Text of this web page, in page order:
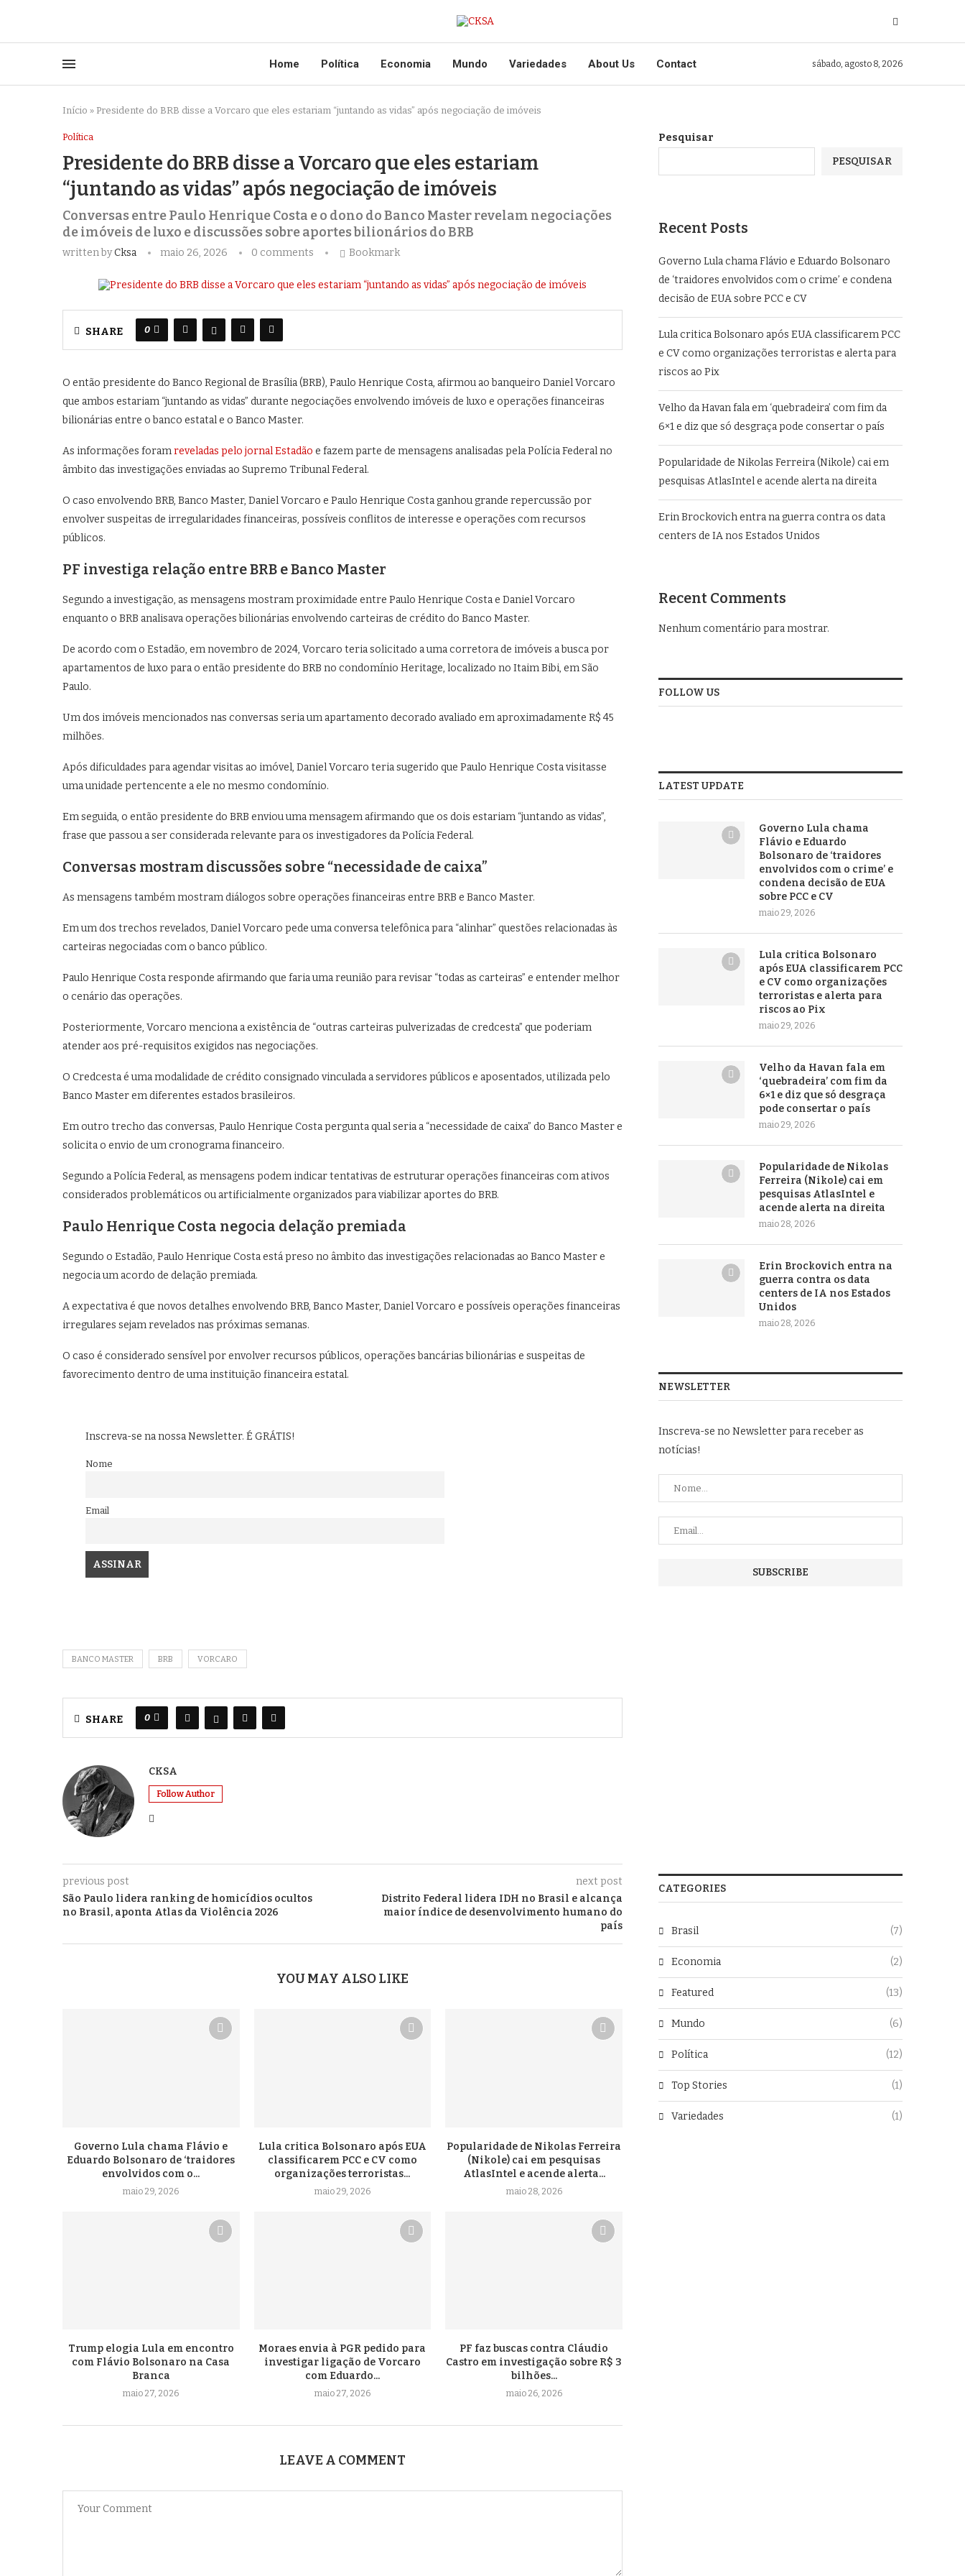
Home Política Economia Mundo Variedades About Us Contact sábado, agosto 8, 2026
Início » Presidente do BRB disse a Vorcaro que eles estariam “juntando as vidas” após negociação de imóveis
Política
Presidente do BRB disse a Vorcaro que eles estariam
“juntando as vidas” após negociação de imóveis
Conversas entre Paulo Henrique Costa e o dono do Banco Master revelam negociações
de imóveis de luxo e discussões sobre aportes bilionários do BRB
written byCksa maio 26, 2026 0 comments Bookmark
SHARE 0
O então presidente do Banco Regional de Brasília (BRB), Paulo Henrique Costa, afirmou ao banqueiro Daniel Vorcaro
que ambos estariam “juntando as vidas” durante negociações envolvendo imóveis de luxo e operações financeiras
bilionárias entre o banco estatal e o Banco Master.
As informações foramreveladas pelo jornalEstadão e fazem parte de mensagens analisadas pelaPolícia Federalno
âmbito das investigações enviadas ao Supremo Tribunal Federal.
O caso envolvendo BRB, Banco Master, Daniel Vorcaro e Paulo Henrique Costa ganhou grande repercussão por
envolver suspeitas de irregularidades financeiras, possíveis conflitos de interesse e operações com recursos
públicos.
PF investiga relação entre BRB e Banco Master
Segundo a investigação, as mensagens mostram proximidade entre Paulo Henrique Costa e Daniel Vorcaro
enquanto o BRB analisava operações bilionárias envolvendo carteiras de crédito do Banco Master.
De acordo com o Estadão, em novembro de 2024, Vorcaro teria solicitado a uma corretora de imóveis a busca por
apartamentos de luxo para o então presidente do BRB no condomínio Heritage, localizado no Itaim Bibi, em São
Paulo.
Um dos imóveis mencionados nas conversas seria um apartamento decorado avaliado em aproximadamente R$ 45
milhões.
Após dificuldades para agendar visitas ao imóvel, Daniel Vorcaro teria sugerido que Paulo Henrique Costa visitasse
uma unidade pertencente a ele no mesmo condomínio.
Em seguida, o então presidente do BRB enviou uma mensagem afirmando que os dois estariam “juntando as vidas”,
frase que passou a ser considerada relevante para os investigadores da Polícia Federal.
Conversas mostram discussões sobre “necessidade de caixa”
As mensagens também mostram diálogos sobre operações financeiras entre BRB e Banco Master.
Em um dos trechos revelados, Daniel Vorcaro pede uma conversa telefônica para “alinhar” questões relacionadas às
carteiras negociadas com o banco público.
Paulo Henrique Costa responde afirmando que faria uma reunião para revisar “todas as carteiras” e entender melhor
o cenário das operações.
Posteriormente, Vorcaro menciona a existência de “outras carteiras pulverizadas de credcesta” que poderiam
atender aos pré-requisitos exigidos nas negociações.
O Credcesta é uma modalidade de crédito consignado vinculada a servidores públicos e aposentados, utilizada pelo
Banco Master em diferentes estados brasileiros.
Em outro trecho das conversas, Paulo Henrique Costa pergunta qual seria a “necessidade de caixa” do Banco Master e
solicita o envio de um cronograma financeiro.
Segundo a Polícia Federal, as mensagens podem indicar tentativas de estruturar operações financeiras com ativos
considerados problemáticos ou artificialmente organizados para viabilizar aportes do BRB.
Paulo Henrique Costa negocia delação premiada
Segundo o Estadão, Paulo Henrique Costa está preso no âmbito das investigações relacionadas ao Banco Master e
negocia um acordo de delação premiada.
A expectativa é que novos detalhes envolvendo BRB, Banco Master, Daniel Vorcaro e possíveis operações financeiras
irregulares sejam revelados nas próximas semanas.
O caso é considerado sensível por envolver recursos públicos, operações bancárias bilionárias e suspeitas de
favorecimento dentro de uma instituição financeira estatal.
Inscreva-se na nossa Newsletter. É GRÁTIS!
Nome
Email
BANCO MASTER BRB VORCARO
SHARE 0
CKSA
Follow Author
previous post
São Paulo lidera ranking de homicídios ocultos
no Brasil, aponta Atlas da Violência 2026
next post
Distrito Federal lidera IDH no Brasil e alcança
maior índice de desenvolvimento humano do
país
YOU MAY ALSO LIKE
Governo Lula chama Flávio e
Eduardo Bolsonaro de ‘traidores
envolvidos com o...
maio 29, 2026
Lula critica Bolsonaro após EUA
classificarem PCC e CV como
organizações terroristas...
maio 29, 2026
Popularidade de Nikolas Ferreira
(Nikole) cai em pesquisas
AtlasIntel e acende alerta...
maio 28, 2026
Trump elogia Lula em encontro
com Flávio Bolsonaro na Casa
Branca
maio 27, 2026
Moraes envia à PGR pedido para
investigar ligação de Vorcaro
com Eduardo...
maio 27, 2026
PF faz buscas contra Cláudio
Castro em investigação sobre R$ 3
bilhões...
maio 26, 2026
LEAVE A COMMENT
Pesquisar
PESQUISAR
Recent Posts
Governo Lula chama Flávio e Eduardo Bolsonaro
de ‘traidores envolvidos com o crime’ e condena
decisão de EUA sobre PCC e CV
Lula critica Bolsonaro após EUA classificarem PCC
e CV como organizações terroristas e alerta para
riscos ao Pix
Velho da Havan fala em ‘quebradeira’ com fim da
6×1 e diz que só desgraça pode consertar o país
Popularidade de Nikolas Ferreira (Nikole) cai em
pesquisas AtlasIntel e acende alerta na direita
Erin Brockovich entra na guerra contra os data
centers de IA nos Estados Unidos
Recent Comments
Nenhum comentário para mostrar.
FOLLOW US
LATEST UPDATE
Governo Lula chama
Flávio e Eduardo
Bolsonaro de ‘traidores
envolvidos com o crime’ e
condena decisão de EUA
sobre PCC e CV
maio 29, 2026
Lula critica Bolsonaro
após EUA classificarem PCC
e CV como organizações
terroristas e alerta para
riscos ao Pix
maio 29, 2026
Velho da Havan fala em
‘quebradeira’ com fim da
6×1 e diz que só desgraça
pode consertar o país
maio 29, 2026
Popularidade de Nikolas
Ferreira (Nikole) cai em
pesquisas AtlasIntel e
acende alerta na direita
maio 28, 2026
Erin Brockovich entra na
guerra contra os data
centers de IA nos Estados
Unidos
maio 28, 2026
NEWSLETTER
Inscreva-se no Newsletter para receber as
notícias!
CATEGORIES
Brasil (7)
Economia (2)
Featured (13)
Mundo (6)
Política (12)
Top Stories (1)
Variedades (1)